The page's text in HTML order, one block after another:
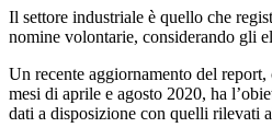
Il settore industriale è quello che
nomine volontarie, considerando gli
Un recente aggiornamento del report,
mesi di aprile e agosto 2020, ha
dati a disposizione con quelli rilevati